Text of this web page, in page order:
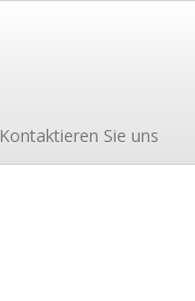
Kontaktieren Sie uns